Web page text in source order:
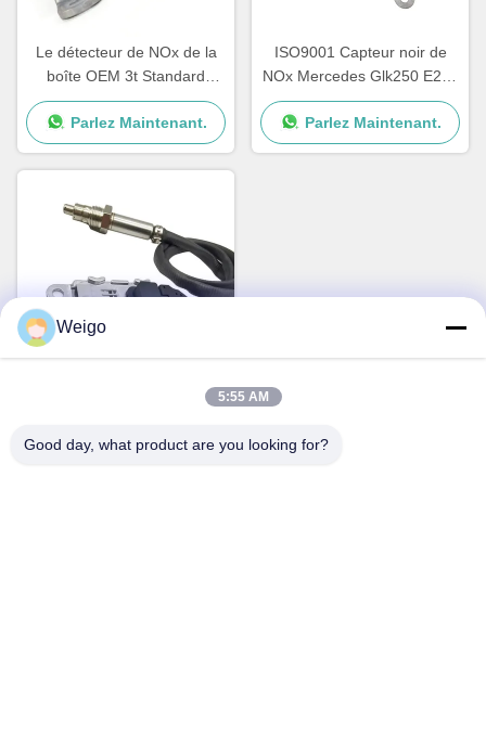
Le détecteur de NOx de la
boîte OEM 3t Standard
Sprinter 12V A0009050008
5WK96681D
Parlez Maintenant.
ISO9001 Capteur noir de
NOx Mercedes Glk250 E250
OEM 5WK96682A
A0009057000
Parlez Maintenant.
1997 à 2017 Nox Sensor
pour le VOL XC40 SUV
Weigo
5:55 AM
Good day, what product are you looking for?